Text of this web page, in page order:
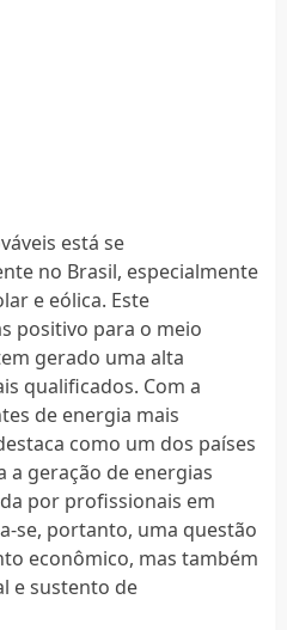
está se
no Brasil, especialmente
e eólica. Este
positivo para o meio
gerado uma alta
qualificados. Com a
de energia mais
como um dos países
a geração de energias
por profissionais em
se, portanto, uma questão
econômico, mas também
e sustento de